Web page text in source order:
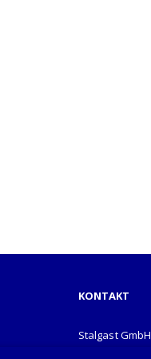
KONTAKT
Stalgast GmbH